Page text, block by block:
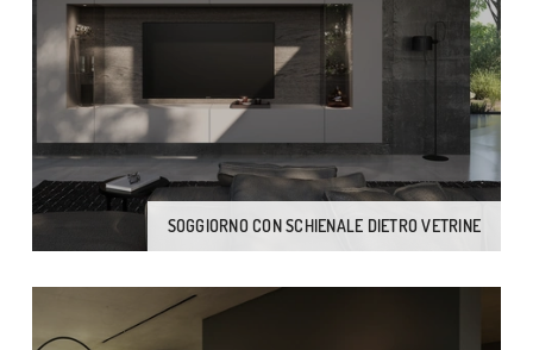
SOGGIORNO CON SCHIENALE DIETRO VETRINE